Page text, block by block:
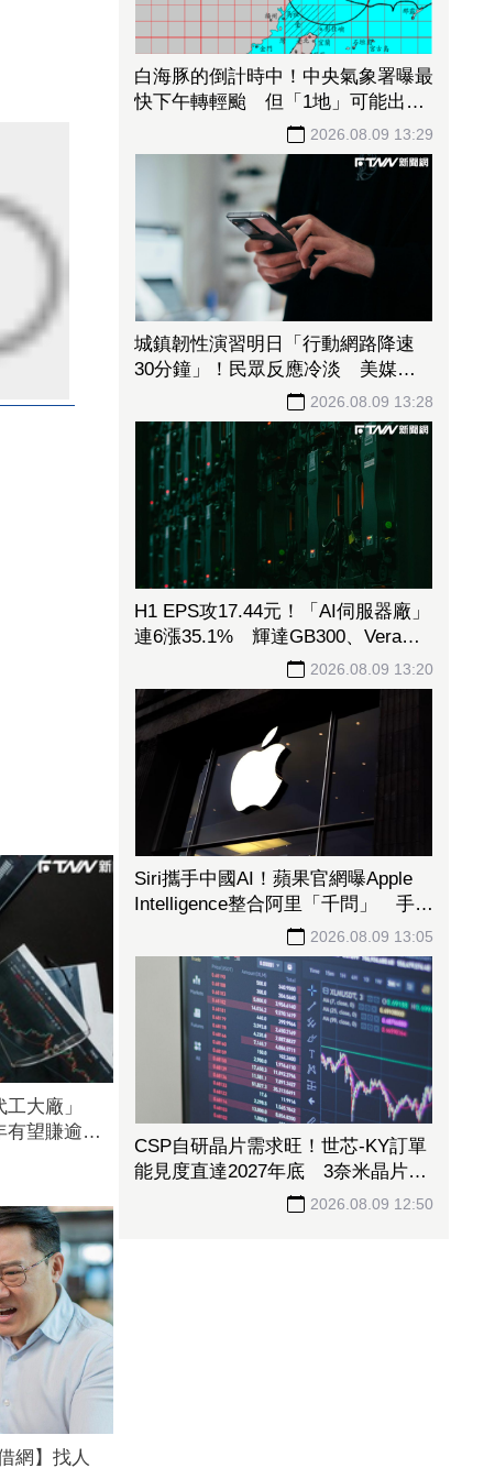
大廠」
望賺逾一
網】找人
白海豚的倒計時中！中央氣象署曝最
快下午轉輕颱 但「1地」可能出現
2026.08.09 13:29
城鎮韌性演習明日「行動網路降速
30分鐘」！民眾反應冷淡 美媒嘆
2026.08.09 13:28
H1 EPS攻17.44元！「AI伺服器廠」
連6漲35.1% 輝達GB300、Vera
Rubin挹注訂單看到明年2026.08.09 13:20
Siri攜手中國AI！蘋果官網曝Apple
Intelligence整合阿里「千問」 手冊
2026.08.09 13:05
CSP自研晶片需求旺！世芯-KY訂單
能見度直達2027年底 3奈米晶片放
量、2奈米準備接棒
2026.08.09 12:50